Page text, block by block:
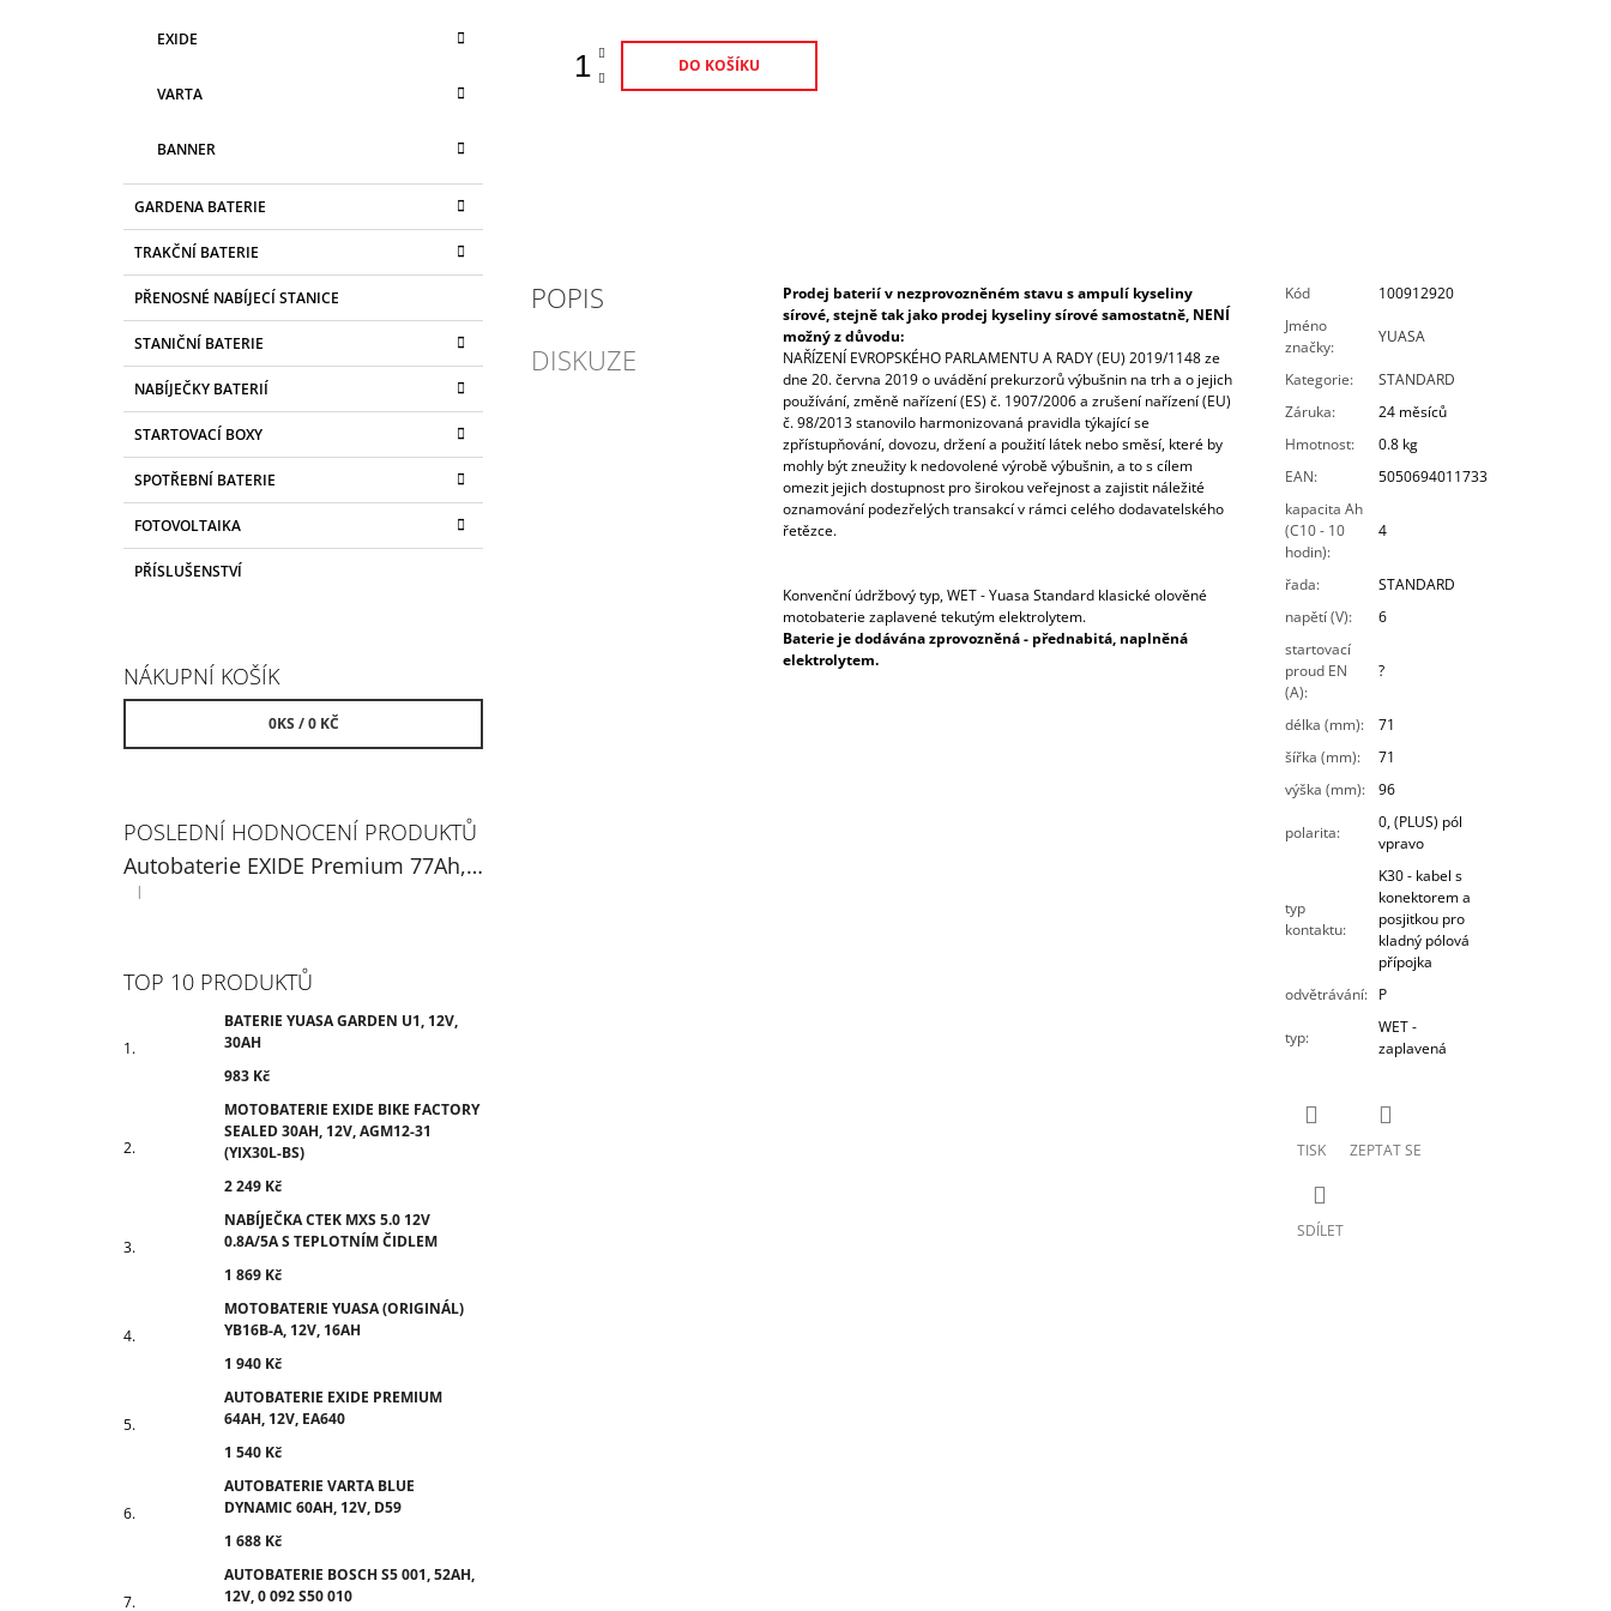
EXIDE
VARTA
BANNER
GARDENA BATERIE
TRAKČNÍ BATERIE
PŘENOSNÉ NABÍJECÍ STANICE
STANIČNÍ BATERIE
NABÍJEČKY BATERIÍ
STARTOVACÍ BOXY
SPOTŘEBNÍ BATERIE
FOTOVOLTAIKA
PŘÍSLUŠENSTVÍ
NÁKUPNÍ KOŠÍK
0KS /0 KČ
POSLEDNÍ HODNOCENÍ PRODUKTŮ
Autobaterie EXIDE Premium 77Ah, 12V, EA770
Hodnocení produktu je 5 z 5 hvězdiček.
|
TOP 10 PRODUKTŮ
BATERIE YUASA GARDEN U1, 12V,
30AH
983 Kč
MOTOBATERIE EXIDE BIKE FACTORY
SEALED 30AH, 12V, AGM12-31
(YIX30L-BS)
2 249 Kč
NABÍJEČKA CTEK MXS 5.0 12V
0.8A/5A S TEPLOTNÍM ČIDLEM
1 869 Kč
MOTOBATERIE YUASA (ORIGINÁL)
YB16B-A, 12V, 16AH
1 940 Kč
AUTOBATERIE EXIDE PREMIUM
64AH, 12V, EA640
1 540 Kč
AUTOBATERIE VARTA BLUE
DYNAMIC 60AH, 12V, D59
1 688 Kč
AUTOBATERIE BOSCH S5 001, 52AH,
12V, 0 092 S50 010
DO KOŠÍKU
POPIS
DISKUZE
Prodej baterií v nezprovozněném stavu s ampulí kyseliny
sírové, stejně tak jako prodej kyseliny sírové samostatně, NENÍ
možný z důvodu:
NAŘÍZENÍ EVROPSKÉHO PARLAMENTU A RADY (EU) 2019/1148 ze
dne 20. června 2019 o uvádění prekurzorů výbušnin na trh a o jejich
používání, změně nařízení (ES) č. 1907/2006 a zrušení nařízení (EU)
č. 98/2013 stanovilo harmonizovaná pravidla týkající se
zpřístupňování, dovozu, držení a použití látek nebo směsí, které by
mohly být zneužity k nedovolené výrobě výbušnin, a to s cílem
omezit jejich dostupnost pro širokou veřejnost a zajistit náležité
oznamování podezřelých transakcí v rámci celého dodavatelského
řetězce.
Konvenční údržbový typ, WET - Yuasa Standard klasické olověné
motobaterie zaplavené tekutým elektrolytem.
Baterie je dodávána zprovozněná - přednabitá, naplněná
elektrolytem.
Kód
100912920
Jméno
značky:
YUASA
Kategorie:
STANDARD
Záruka:
24 měsíců
Hmotnost:
0.8 kg
EAN:
5050694011733
kapacita Ah
(C10 - 10
hodin):
4
řada:
STANDARD
napětí (V):
6
startovací
proud EN
(A):
?
délka (mm):
71
šířka (mm):
71
výška (mm): 96
polarita:
0, (PLUS) pól
vpravo
typ
kontaktu:
K30 - kabel s
konektorem a
posjitkou pro
kladný pólová
přípojka
odvětrávání: P
typ:
WET -
zaplavená
TISK ZEPTAT SE
SDÍLET